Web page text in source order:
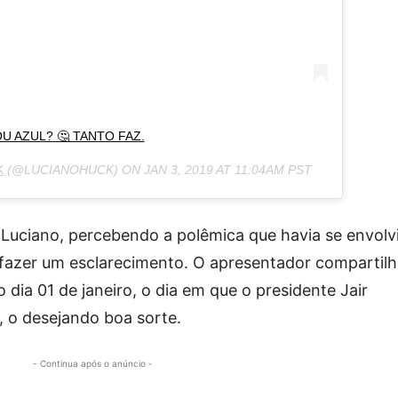
AZUL? 🤔 TANTO FAZ.
(@LUCIANOHUCK) ON JAN 3, 2019 AT 11:04AM PST
percebendo a polêmica que havia se
um esclarecimento. O apresentador
01 de janeiro, o dia em que o presidente Jair
o desejando boa sorte.
- Continua após o anúncio -